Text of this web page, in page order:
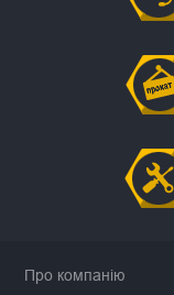
Про компанію